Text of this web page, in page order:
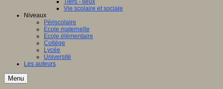
Tiers - lieux
Vie scolaire et sociale
Niveaux
Périscolaire
Ecole maternelle
Ecole élémentaire
Collège
Lycée
Université
Les auteurs
Menu